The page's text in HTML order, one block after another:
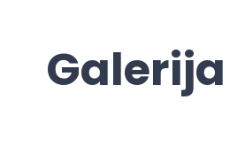
Galerija